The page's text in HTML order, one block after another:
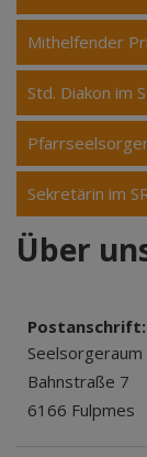
Mithelfender
Std. Diakon im
Sekretärin im
Über
Postanschrift:
Seelsorgeraum
Bahnstraße 7
6166 Fulpmes